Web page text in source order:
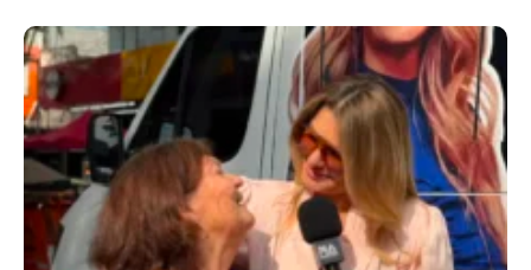
​Segurança Pública Lidera Queixas De
Moradores Do Rio Em Escuta Promovida Por
Antônia Fontenelle